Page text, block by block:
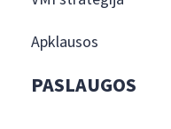
Apklausos
PASLAUGOS